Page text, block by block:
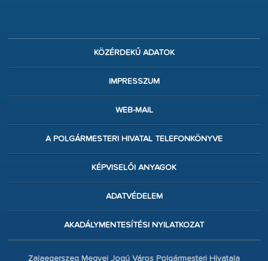
KÖZÉRDEKŰ ADATOK
IMPRESSZUM
WEB-MAIL
A POLGÁRMESTERI HIVATAL TELEFONKÖNYVE
KÉPVISELŐI ANYAGOK
ADATVÉDELEM
AKADÁLYMENTESÍTÉSI NYILATKOZAT
Zalaegerszeg Megyei Jogú Város Polgármesteri Hivatala